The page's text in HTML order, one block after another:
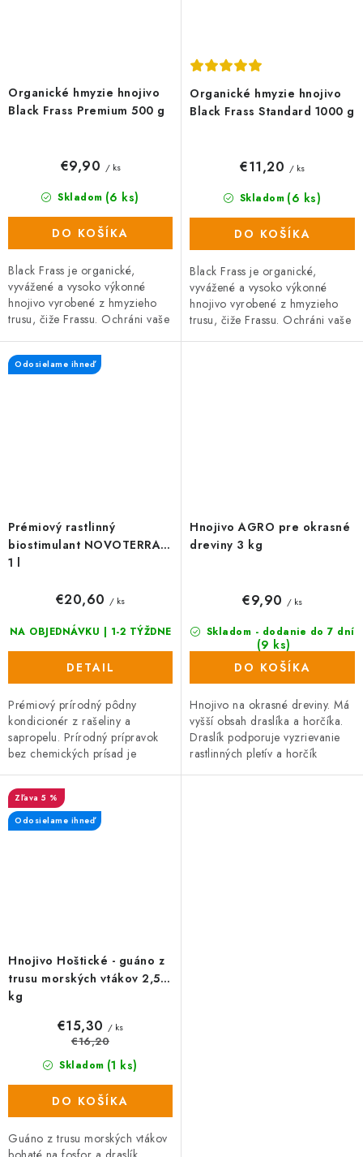
Organické hmyzie hnojivo
Black Frass Premium 500 g
Skladom (6 ks)
€9,90 / ks
DO KOŠÍKA
Black Frass je organické,
vyvážené a vysoko výkonné
hnojivo vyrobené z hmyzieho
trusu, čiže Frassu. Ochráni vaše
a plesňami a zároveň prispieva
k...
Organické hmyzie hnojivo
Black Frass Standard 1000 g
Skladom (6 ks)
€11,20 / ks
DO KOŠÍKA
Black Frass je organické,
vyvážené a vysoko výkonné
hnojivo vyrobené z hmyzieho
trusu, čiže Frassu. Ochráni vaše
Prémiový rastlinný
biostimulant NOVOTERRA,
1 l
Odosielame ihneď
NA OBJEDNÁVKU | 1-2 TÝŽDNE
€20,60 / ks
DETAIL
Prémiový prírodný pôdny
kondicionér z rašeliny a
sapropelu. Prírodný prípravok
bez chemických prísad je
okrasné rastliny. Podporuje
koreňový...
Hnojivo AGRO pre okrasné
dreviny 3 kg
Skladom - dodanie do 7 dní
(9 ks)
€9,90 / ks
DO KOŠÍKA
Hnojivo na okrasné dreviny. Má
vyšší obsah draslíka a horčíka.
Draslík podporuje vyzrievanie
rastlinných pletív a horčík
Hnojivo Hoštické - guáno z
trusu morských vtákov 2,5
kg
5 %
Odosielame ihneď
Skladom (1 ks)
€15,30 / ks
€16,20
DO KOŠÍKA
Guáno z trusu morských vtákov